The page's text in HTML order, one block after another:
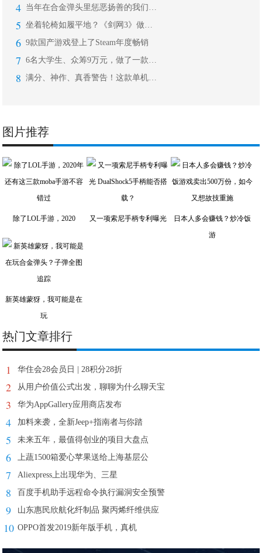
4 当年在合金弹头里惩恶扬善的我们，原来
5 坐着轮椅如履平地？《剑网3》做了一款
6 9款国产游戏登上了Steam年度畅销
7 6名大学生、众筹9万元，做了一款好评
8 满分、神作、真香警告！这款单机游戏崇
图片推荐
除了LOL手游，2020 又一项索尼手柄专利曝光
日本人多会赚钱？炒冷饭
游
新英雄蒙犽，我可能是在
玩
热门文章排行
1 华住会28会员日 | 28积分28折
2 从用户价值公式出发，聊聊为什么聊天宝
3 华为AppGallery应用商店发布
4 加料来袭，全新Jeep+指南者与你踏
5 未来五年，最值得创业的项目大盘点
6 上蔬1500箱爱心苹果送给上海基层公
7 Aliexpress上出现华为、三星
8 百度手机助手远程命令执行漏洞安全预警
9 山东惠民欣航化纤制品 聚丙烯纤维供应
10 OPPO首发2019新年版手机，真机